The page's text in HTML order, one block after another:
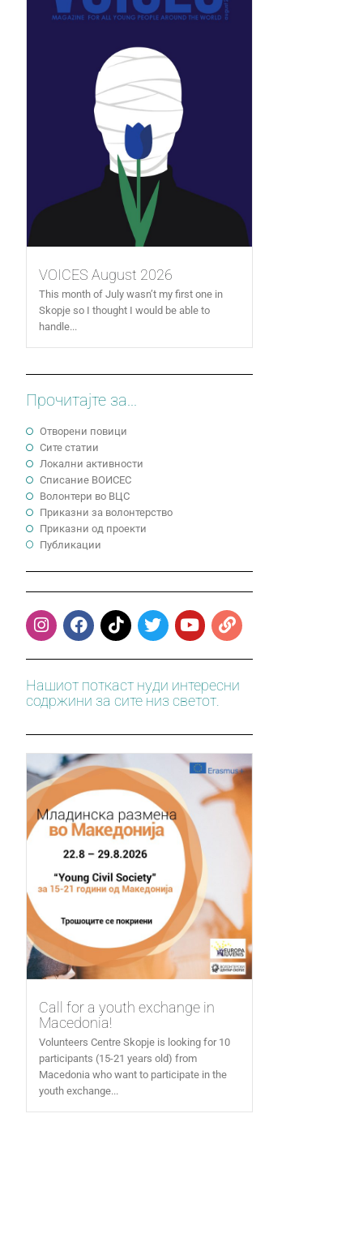
VOICES August 2026
This month of July wasn’t my first one in
Skopje so I thought I would be able to
handle...
Прочитајте за...
Отворени повици
Сите статии
Локални активности
Cписание ВОИСЕС
Волонтери во ВЦС
Приказни за волонтерство
Приказни од проекти
Публикации
Нашиот поткаст нуди интересни
содржини за сите низ светот.
Call for a youth exchange in
Macedonia!
Volunteers Centre Skopje is looking for 10
participants (15-21 years old) from
Macedonia who want to participate in the
youth exchange...